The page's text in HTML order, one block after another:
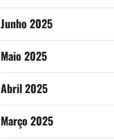
Junho 2025
Maio 2025
Abril 2025
Março 2025